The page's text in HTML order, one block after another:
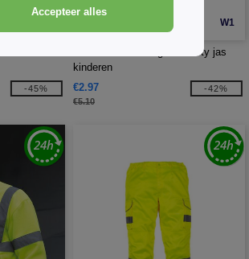
-45%
W1
Yoko YK102C - High visibility jas
kinderen
€2.97
€5.10
-42%
Accepteer alles